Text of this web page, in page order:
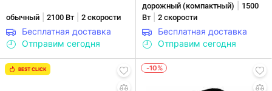
обычный 2100 Вт| 2 скорости
Бесплатная доставка
Отправим сегодня
дорожный (компактный)
1500
Вт| 2 скорости
Бесплатная доставка
Отправим сегодня
BEST CLICK -10%